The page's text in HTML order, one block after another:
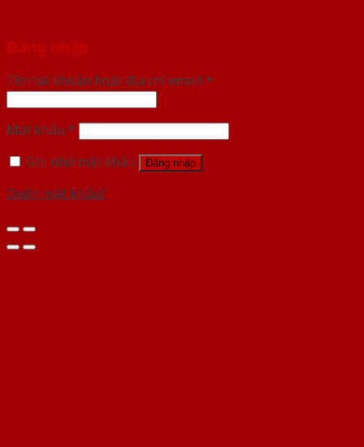
Đăng nhập
Tên tài khoản hoặc địa chỉ email *
Mật khẩu *
Ghi nhớ mật khẩu
Đăng nhập
Quên mật khẩu?